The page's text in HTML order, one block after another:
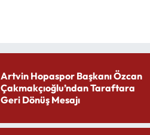
Artvin Hopaspor Başkanı Özcan
Çakmakçıoğlu’ndan Taraftara
Geri Dönüş Mesajı